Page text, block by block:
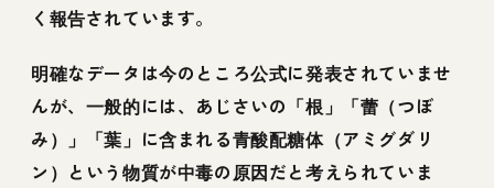
く報告されています。
明確なデータは今のところ公式に発表されていませ
んが、一般的には、あじさいの「根」「蕾（つぼ
み）」「葉」に含まれる青酸配糖体（アミグダリ
ン）という物質が中毒の原因だと考えられていま